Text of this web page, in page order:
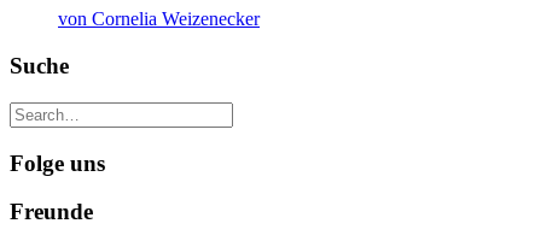
von Cornelia Weizenecker
Suche
Folge uns
Freunde